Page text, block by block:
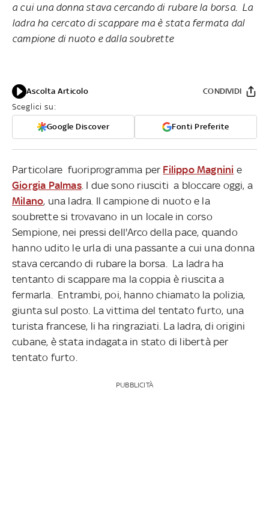
a cui una donna stava cercando di rubare la borsa. La
ladra ha cercato di scappare ma è stata fermata dal
campione di nuoto e dalla soubrette
Ascolta Articolo
Sceglici su:
Google Discover Fonti Preferite
CONDIVIDI
Particolare fuoriprogramma per Filippo Magnini e
Giorgia Palmas. I due sono riusciti a bloccare oggi, a
Milano, una ladra. Il campione di nuoto e la
soubrette si trovavano in un locale in corso
Sempione, nei pressi dell'Arco della pace, quando
hanno udito le urla di una passante a cui una donna
stava cercando di rubare la borsa. La ladra ha
tentanto di scappare ma la coppia è riuscita a
fermarla. Entrambi, poi, hanno chiamato la polizia,
giunta sul posto. La vittima del tentato furto, una
turista francese, li ha ringraziati. La ladra, di origini
cubane, è stata indagata in stato di libertà per
tentato furto.
PUBBLICITÀ